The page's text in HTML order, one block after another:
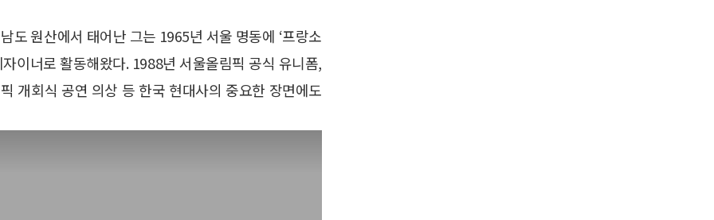
도 원산에서 태어난 그는 1965년 서울 명동에 ‘프랑소
이너로 활동해왔다. 1988년 서울올림픽 공식 유니폼,
개회식 공연 의상 등 한국 현대사의 중요한 장면에도